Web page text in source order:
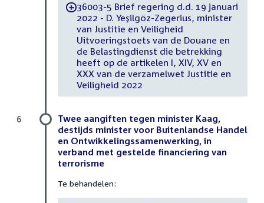
-36003-5 Brief regering d.d. 19 januari
2022 - D. Yeşilgöz-Zegerius, minister
van Justitie en Veiligheid
Uitvoeringstoets van de Douane en
de Belastingdienst die betrekking
heeft op de artikelen I, XIV, XV en
XXX van de verzamelwet Justitie en
Veiligheid 2022
Twee aangiften tegen minister Kaag,
destijds minister voor Buitenlandse Handel
en Ontwikkelingssamenwerking, in
verband met gestelde financiering van
terrorisme
Te behandelen:
6